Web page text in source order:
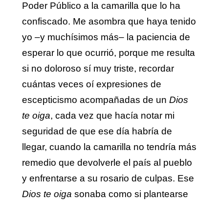
Poder Público a la camarilla que lo ha
confiscado. Me asombra que haya tenido
yo –y muchísimos más– la paciencia de
esperar lo que ocurrió, porque me resulta
si no doloroso sí muy triste, recordar
cuántas veces oí expresiones de
escepticismo acompañadas de un Dios
te oiga, cada vez que hacía notar mi
seguridad de que ese día habría de
llegar, cuando la camarilla no tendría más
remedio que devolverle el país al pueblo
y enfrentarse a su rosario de culpas. Ese
Dios te oiga sonaba como si plantearse